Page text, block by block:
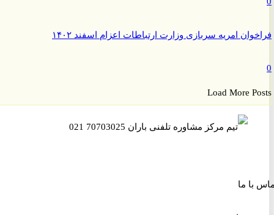
امریه سربازی وزارت ارتباطات اعزام اسفند ۱۴۰۲
Load More
ما